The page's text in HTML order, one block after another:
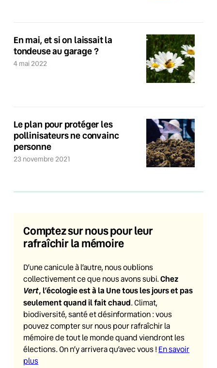
En mai, et si on laissait la
tondeuse au garage ?
4 mai 2022
Le plan pour protéger les
pollinisateurs ne convainc
personne
23 novembre 2021
Comptez sur nous pour leur
rafraîchir la mémoire
D’une canicule à l’autre, nous oublions
collectivement ce que nous avons subi.Chez
Vert, l’écologie est à la Une tous les jours et pas
seulement quand il fait chaud. Climat,
biodiversité, santé et désinformation : vous
pouvez compter sur nous pour rafraîchir la
mémoire de tout le monde quand viendront les
élections. On n’y arrivera qu’avec vous ! En savoir
plus